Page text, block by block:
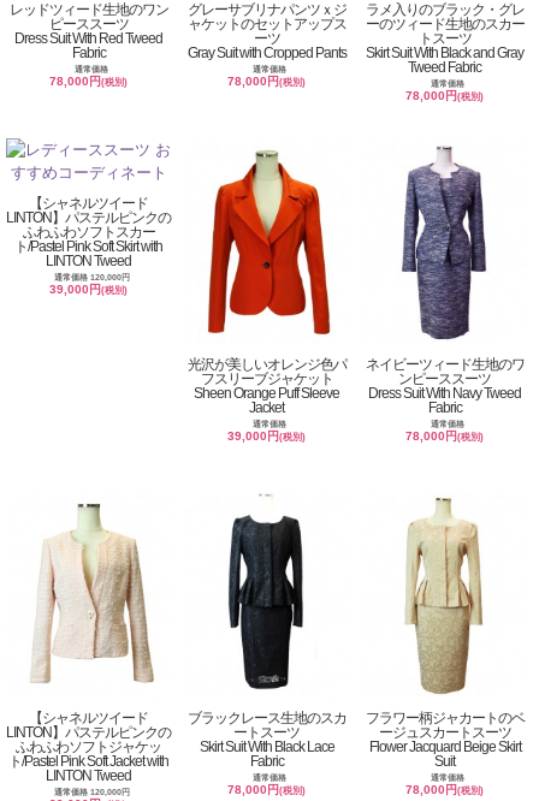
レッドツィード生地のワン
ピーススーツ
Dress Suit With Red Tweed
Fabric
通常価格
78,000円(税別)
グレーサブリナパンツｘジ
ャケットのセットアップス
ーツ
Gray Suit with Cropped Pants
通常価格
78,000円(税別)
ラメ入りのブラック・グレ
ーのツィード生地のスカー
トスーツ
Skirt Suit With Black and Gray
Tweed Fabric
通常価格
78,000円(税別)
【シャネルツイード
LINTON】パステルピンクの
ふわふわソフトスカー
ト/Pastel Pink Soft Skirt with
LINTON Tweed
通常価格 120,000円
39,000円(税別)
光沢が美しいオレンジ色パ
フスリーブジャケット
Sheen Orange Puff Sleeve
Jacket
通常価格
39,000円(税別)
ネイビーツィード生地のワ
ンピーススーツ
Dress Suit With Navy Tweed
Fabric
通常価格
78,000円(税別)
【シャネルツイード
LINTON】パステルピンクの
ふわふわソフトジャケッ
ト/Pastel Pink Soft Jacket with
LINTON Tweed
通常価格 120,000円
ブラックレース生地のスカ
ートスーツ
Skirt Suit With Black Lace
Fabric
通常価格
78,000円(税別)
フラワー柄ジャカートのベ
ージュスカートスーツ
Flower Jacquard Beige Skirt
Suit
通常価格
78,000円(税別)